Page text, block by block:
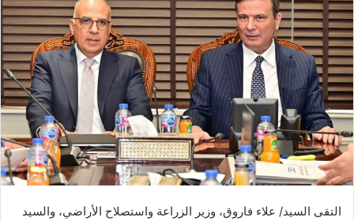
التقى السيد/ علاء فاروق، وزير الزراعة واستصلاح الأراضي، والسيد